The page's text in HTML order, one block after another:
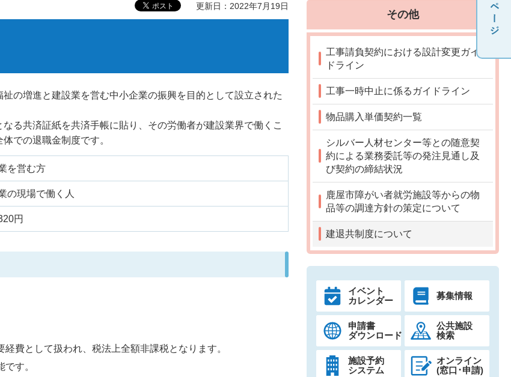
更新日：2022年7月19日
の増進と建設業を営む中小企業の振興を目的として設立された
る共済証紙を共済手帳に貼り、その労働者が建設業界で働くこ
での退職金制度です。
を営む方
の現場で働く人
円
費として扱われ、税法上全額非課税となります。
す。
その他
工事請負契約における設計変更ガイ
ドライン
工事一時中止に係るガイドライン
物品購入単価契約一覧
シルバー人材センター等との随意契
約による業務委託等の発注見通し及
び契約の締結状況
鹿屋市障がい者就労施設等からの物
品等の調達方針の策定について
建退共制度について
イベント
カレンダー
募集情報
申請書
ダウンロード
公共施設
検索
施設予約
システム
オンライン
(窓口･申請)